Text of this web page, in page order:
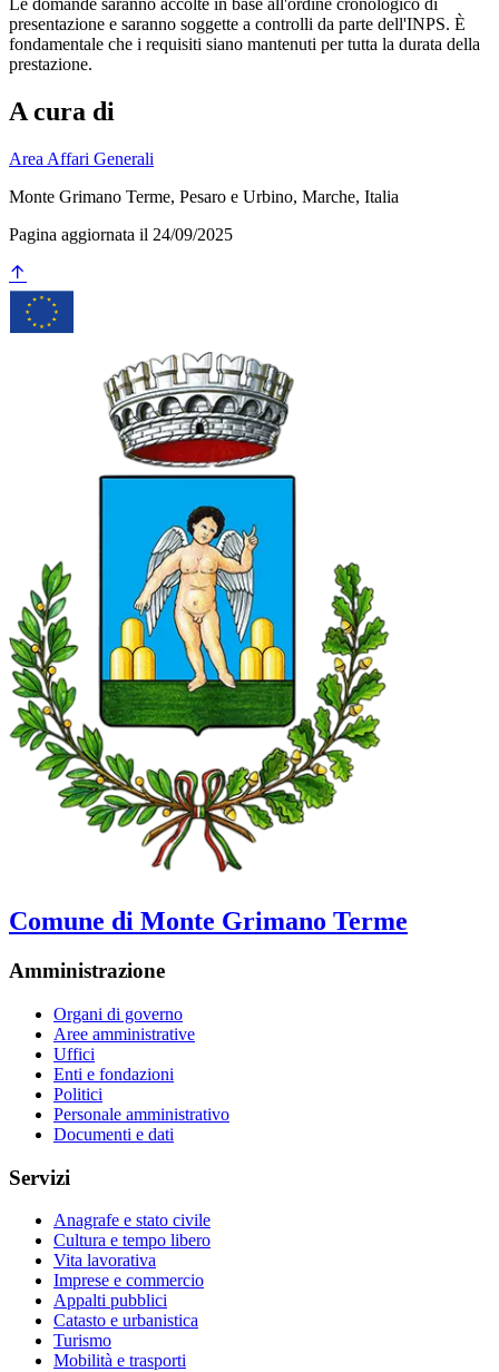
presentazione e saranno soggette a controlli da parte dell'INPS. È
fondamentale che i requisiti siano mantenuti per tutta la durata della
prestazione.
A cura di
Area Affari Generali
Monte Grimano Terme, Pesaro e Urbino, Marche, Italia
Pagina aggiornata il 24/09/2025
Comune di Monte Grimano Terme
Amministrazione
Organi di governo
Aree amministrative
Uffici
Enti e fondazioni
Politici
Personale amministrativo
Documenti e dati
Servizi
Anagrafe e stato civile
Cultura e tempo libero
Vita lavorativa
Imprese e commercio
Appalti pubblici
Catasto e urbanistica
Turismo
Mobilità e trasporti